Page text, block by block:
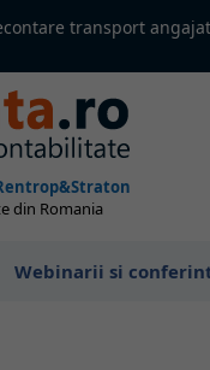
transport
din Romania
Webinarii si